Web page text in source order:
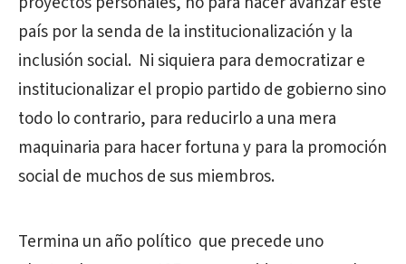
país por la senda de la institucionalización y la
inclusión social. Ni siquiera para democratizar e
institucionalizar el propio partido de gobierno sino
todo lo contrario, para reducirlo a una mera
maquinaria para hacer fortuna y para la promoción
social de muchos de sus miembros.
Termina un año político que precede uno